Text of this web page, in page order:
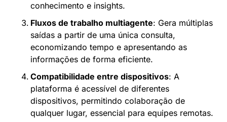
conhecimento e insights.
Fluxos de trabalho multiagente: Gera múltiplas
saídas a partir de uma única consulta,
economizando tempo e apresentando as
informações de forma eficiente.
Compatibilidade entre dispositivos: A
plataforma é acessível de diferentes
dispositivos, permitindo colaboração de
qualquer lugar, essencial para equipes remotas.